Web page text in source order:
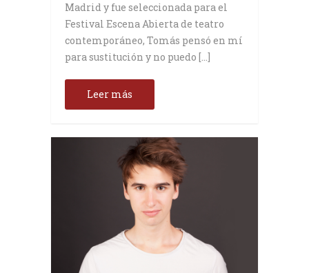
Madrid y fue seleccionada para el
Festival Escena Abierta de teatro
contemporáneo, Tomás pensó en mí
para sustitución y no puedo […]
Leer más